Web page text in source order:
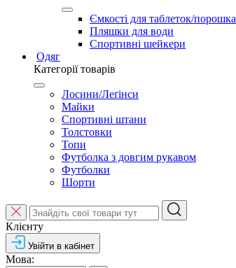
Ємкості для таблеток/порошка
Пляшки для води
Спортивні шейкери
Одяг
Категорії товарів
Лосини/Леґінси
Майки
Спортивні штани
Толстовки
Топи
Футболка з довгим рукавом
Футболки
Шорти
Клієнту
Увійти в кабінет
Мова: